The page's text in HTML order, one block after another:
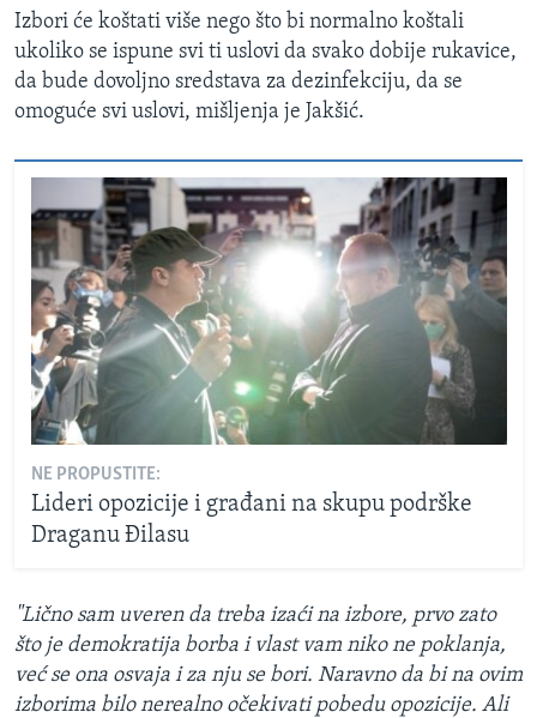
Izbori će koštati više nego što bi normalno koštali
ukoliko se ispune svi ti uslovi da svako dobije rukavice,
da bude dovoljno sredstava za dezinfekciju, da se
omoguće svi uslovi, mišljenja je Jakšić.
NE PROPUSTITE:
Lideri opozicije i građani na skupu podrške
Draganu Đilasu
"Lično sam uveren da treba izaći na izbore, prvo zato
što je demokratija borba i vlast vam niko ne poklanja,
već se ona osvaja i za nju se bori. Naravno da bi na ovim
izborima bilo nerealno očekivati pobedu opozicije. Ali